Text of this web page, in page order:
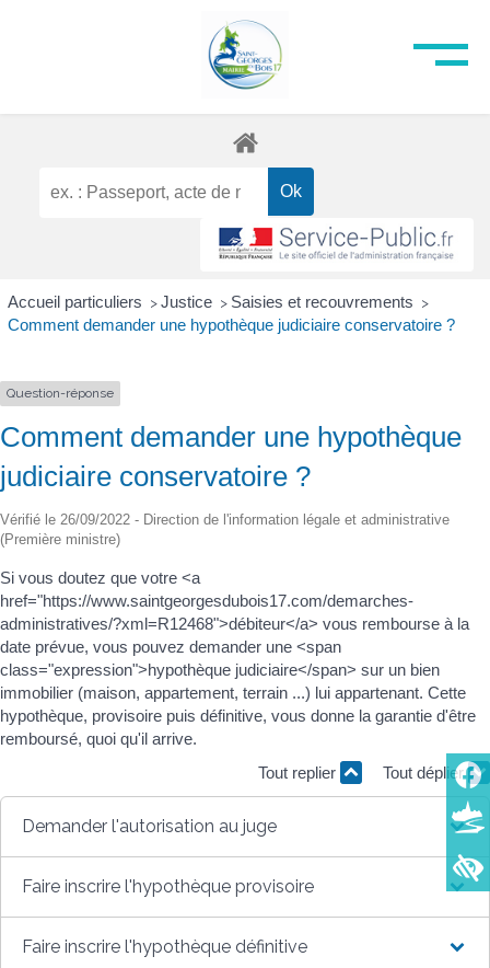
Accueil particuliers > Justice > Saisies et recouvrements >
Comment demander une hypothèque judiciaire conservatoire ?
Question-réponse
Comment demander une hypothèque
judiciaire conservatoire ?
Vérifié le 26/09/2022 - Direction de l'information légale et administrative
(Première ministre)
Si vous doutez que votre <a
href="https://www.saintgeorgesdubois17.com/demarches-
administratives/?xml=R12468">débiteur</a> vous rembourse à la
date prévue, vous pouvez demander une <span
class="expression">hypothèque judiciaire</span> sur un bien
immobilier (maison, appartement, terrain ...) lui appartenant. Cette
hypothèque, provisoire puis définitive, vous donne la garantie d'être
remboursé, quoi qu'il arrive.
Tout replier
Tout déplier
Demander l'autorisation au juge
Faire inscrire l'hypothèque provisoire
Faire inscrire l'hypothèque définitive